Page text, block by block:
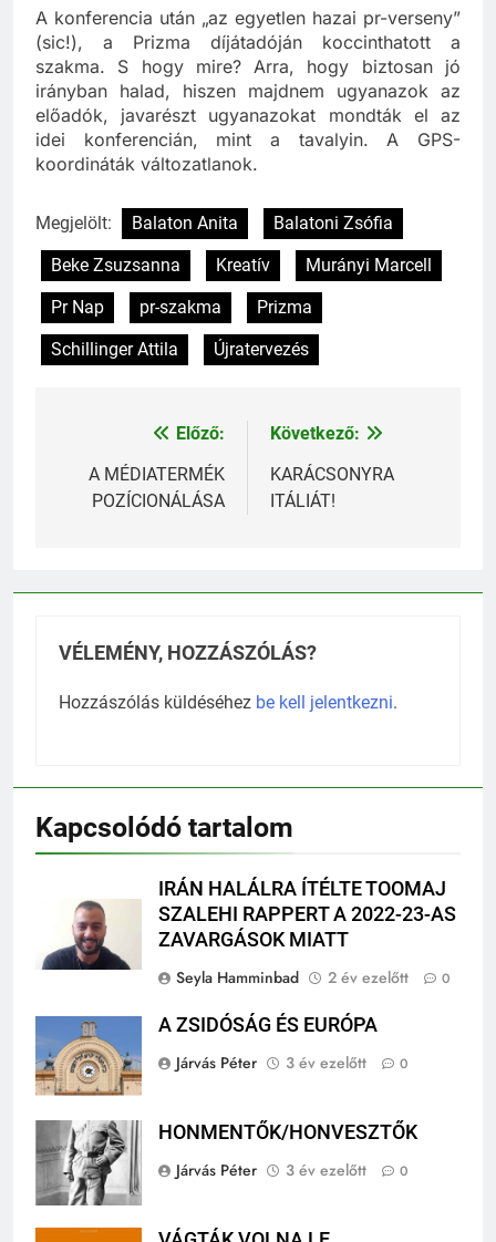
A konferencia után „az egyetlen hazai pr-verseny”
(sic!), a Prizma díjátadóján koccinthatott a
szakma. S hogy mire? Arra, hogy biztosan jó
irányban halad, hiszen majdnem ugyanazok az
előadók, javarészt ugyanazokat mondták el az
idei konferencián, mint a tavalyin. A GPS-
Balaton Anita
Balatoni Zsófia
Beke Zsuzsanna
Kreatív
Murányi Marcell
Pr Nap
pr-szakma
Prizma
Schillinger Attila
Újratervezés
Bejegyzés
navigáció
A MÉDIATERMÉK
KARÁCSONYRA
Kapcsolódó tartalom
IRÁN HALÁLRA ÍTÉLTE TOOMAJ
SZALEHI RAPPERT A 2022-23-AS